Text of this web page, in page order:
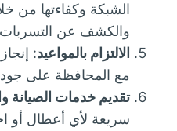
الشبكة وكفاءتها من
والكشف عن
الالتزام بالمواعيد:
مع المحافظة على جودة
تقديم خدمات الصيانة
سريعة لأي أعطال أو